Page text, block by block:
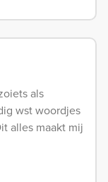
als
wst woordjes
alles maakt mij